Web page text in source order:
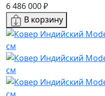
6 486 000 ₽
В корзину